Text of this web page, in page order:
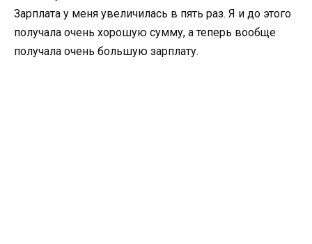
Зарплата у меня увеличилась в пять раз. Я и до этого
получала очень хорошую сумму, а теперь вообще
получала очень большую зарплату.